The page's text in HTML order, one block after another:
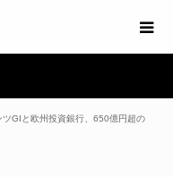
ツGIと欧州投資銀行、650億円超の